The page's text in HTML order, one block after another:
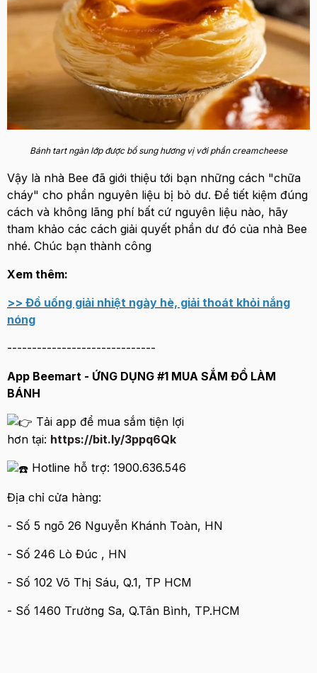
Bánh tart ngàn lớp được bổ sung hương vị với phần creamcheese
Vậy là nhà Bee đã giới thiệu tới bạn những cách "chữa
cháy" cho phần nguyên liệu bị bỏ dư. Để tiết kiệm đúng
cách và không lãng phí bất cứ nguyên liệu nào, hãy
tham khảo các cách giải quyết phần dư đó của nhà Bee
nhé. Chúc bạn thành công
Xem thêm:
>> Đồ uống giải nhiệt ngày hè, giải thoát khỏi nắng
nóng
------------------------------
App Beemart - ỨNG DỤNG #1 MUA SẮM ĐỒ LÀM
BÁNH
Tải app để mua sắm tiện lợi
hơn tại: https://bit.ly/3ppq6Qk
Hotline hỗ trợ: 1900.636.546
Địa chỉ cửa hàng:
- Số 5 ngõ 26 Nguyễn Khánh Toàn, HN
- Số 246 Lò Đúc , HN
- Số 102 Võ Thị Sáu, Q.1, TP HCM
- Số 1460 Trường Sa, Q.Tân Bình, TP.HCM